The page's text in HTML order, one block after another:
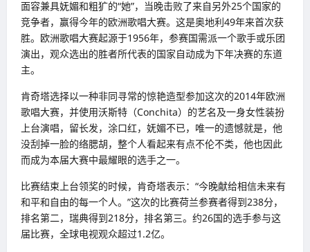
面容兼具妩媚和粗犷的“她”，当晚击败了来自另外25个国家的
竞争者，赢得今年的欧洲歌唱大赛。这是奥地利49年来首次获
胜。欧洲歌唱大赛起源于1956年，参赛国需派一个歌手或乐团
演出，观众选出的胜者所代表的国家自动成为下年决赛的东道
主。
肯奇塔选择以一种非同寻常的惊艳造型参加这次的2014年欧洲
歌唱大赛，并使用沃斯特（Conchita）的艺名及一身女性装扮
上台演唱，留长发，涂口红，妩媚不已，唯一的遗憾就是，他
没刮掉一脸的络腮胡，整个人看起来有点不伦不类，他也因此
而成为本届大赛中最耀眼的选手之一。
比赛结束上台领奖的时候，肯奇塔表示：“今晚献给相信未来有
和平和自由的每一个人。”这次的比赛荷兰参赛者得到238分，
排名第二，瑞典得到218分，排名第三。约26国的选手参与这
届比赛，全球电视观众超过1.2亿。